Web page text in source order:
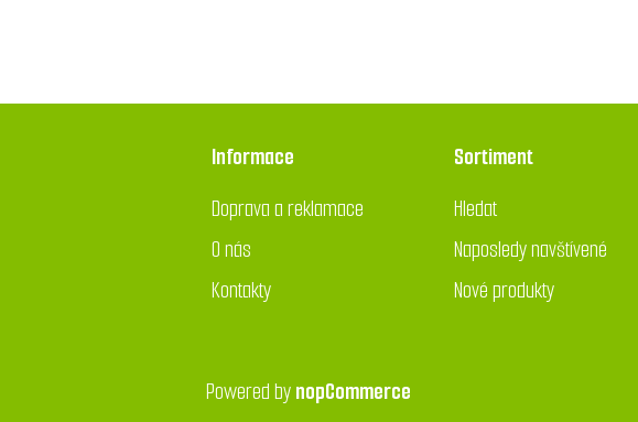
Informace
Doprava a reklamace
O nás
Kontakty
Sortiment
Hledat
Naposledy navštívené
Nové produkty
Powered bynopCommerce